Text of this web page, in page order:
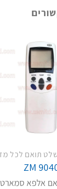
ZM
אלפא סמארט